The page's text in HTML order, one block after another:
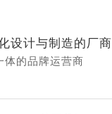
设计与制造的厂商
体的品牌运营商